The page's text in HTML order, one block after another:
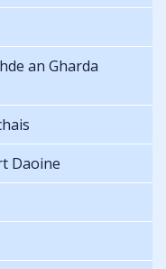
an Gharda
Daoine